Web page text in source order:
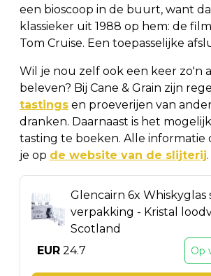
een bioscoop in de buurt, want
klassieker uit 1988 op hem: de
Tom Cruise. Een toepasselijke
Wil je nou zelf ook een keer zo'n
beleven? Bij Cane & Grain zijn
tastings en proeverijen van
dranken. Daarnaast is het
tasting te boeken. Alle informatie
je op de website van de slijterij.
Glencairn 6x Whiskyglas
verpakking - Kristal
Scotland
EUR 24.7 Op